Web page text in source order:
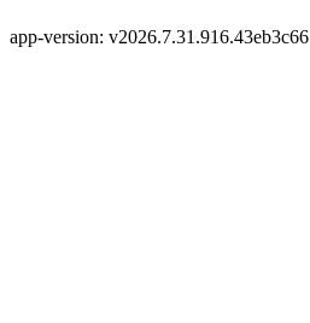
app-version: v2026.7.31.916.43eb3c66